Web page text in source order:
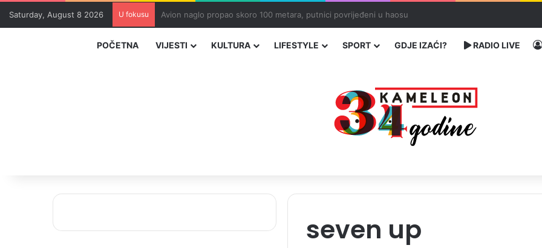
Saturday, August 8 2026 U fokusu Zvizdić, Magazinović i Kojović traže poseban status za Memorijalni centar Srebrenica
POČETNA VIJESTI KULTURA LIFESTYLE SPORT GDJE IZAĆI? RADIO LIVE
seven up